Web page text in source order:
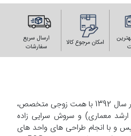
امکان مرجوع کالا
ارسال سریع
سفارشات
دفتر ساختمانی P&S در سال 1392 با همت زوجی متخصص،
ارشد معماری) و سروش سرایی زاده
و با انجام طراحی های واحد های